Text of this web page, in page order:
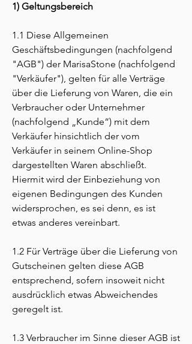
1) Geltungsbereich
1.1 Diese Allgemeinen
Geschäftsbedingungen (nachfolgend
"AGB") der MarisaStone (nachfolgend
"Verkäufer"), gelten für alle Verträge
über die Lieferung von Waren, die ein
Verbraucher oder Unternehmer
(nachfolgend „Kunde“) mit dem
Verkäufer hinsichtlich der vom
Verkäufer in seinem Online-Shop
dargestellten Waren abschließt.
Hiermit wird der Einbeziehung von
eigenen Bedingungen des Kunden
widersprochen, es sei denn, es ist
etwas anderes vereinbart.
1.2 Für Verträge über die Lieferung von
Gutscheinen gelten diese AGB
entsprechend, sofern insoweit nicht
ausdrücklich etwas Abweichendes
geregelt ist.
1.3 Verbraucher im Sinne dieser AGB ist